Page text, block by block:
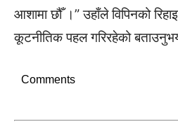
आशामा छौँ ।” उहाँले विपिनको
कूटनीतिक पहल गरिरहेको
Comments